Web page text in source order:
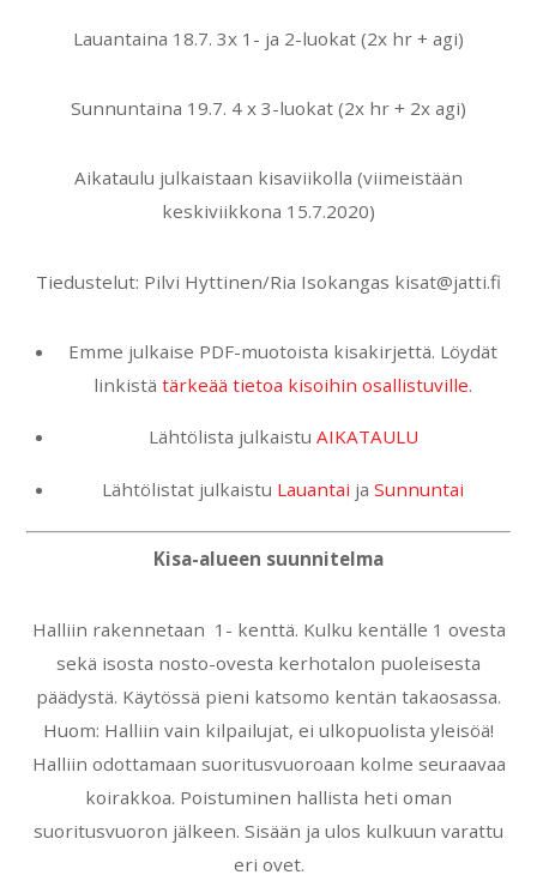
Lauantaina 18.7. 3x 1- ja 2-luokat (2x hr + agi)
Sunnuntaina 19.7. 4 x 3-luokat (2x hr + 2x agi)
Aikataulu julkaistaan kisaviikolla (viimeistään
keskiviikkona 15.7.2020)
Tiedustelut: Pilvi Hyttinen/Ria Isokangas kisat@jatti.fi
Emme julkaise PDF-muotoista kisakirjettä. Löydät
linkistätärkeää tietoa kisoihin osallistuville.
Lähtölista julkaistu AIKATAULU
Lähtölistat julkaistu Lauantai jaSunnuntai
Kisa-alueen suunnitelma
Halliin rakennetaan 1- kenttä. Kulku kentälle 1 ovesta
sekä isosta nosto-ovesta kerhotalon puoleisesta
päädystä. Käytössä pieni katsomo kentän takaosassa.
Huom: Halliin vain kilpailujat, ei ulkopuolista yleisöä!
Halliin odottamaan suoritusvuoroaan kolme seuraavaa
koirakkoa. Poistuminen hallista heti oman
suoritusvuoron jälkeen. Sisään ja ulos kulkuun varattu
eri ovet.